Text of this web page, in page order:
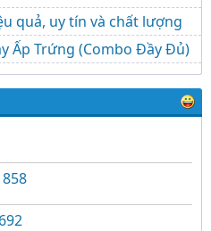
quả, uy tín và chất lượng
Ấp Trứng (Combo Đầy Đủ)